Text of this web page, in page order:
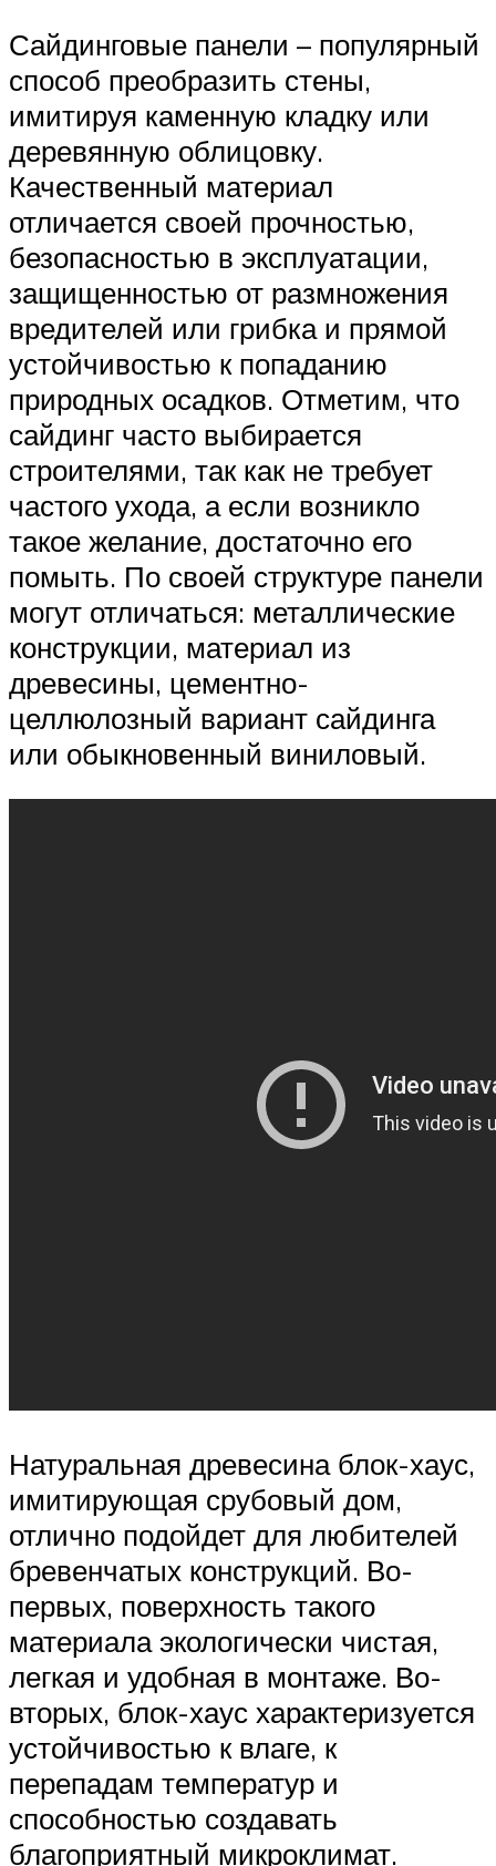
Сайдинговые панели – популярный
способ преобразить стены,
имитируя каменную кладку или
деревянную облицовку.
Качественный материал
отличается своей прочностью,
безопасностью в эксплуатации,
защищенностью от размножения
вредителей или грибка и прямой
устойчивостью к попаданию
природных осадков. Отметим, что
сайдинг часто выбирается
строителями, так как не требует
частого ухода, а если возникло
такое желание, достаточно его
помыть. По своей структуре панели
могут отличаться: металлические
конструкции, материал из
древесины, цементно-
целлюлозный вариант сайдинга
или обыкновенный виниловый.
Натуральная древесина блок-хаус,
имитирующая срубовый дом,
отлично подойдет для любителей
бревенчатых конструкций. Во-
первых, поверхность такого
материала экологически чистая,
легкая и удобная в монтаже. Во-
вторых, блок-хаус характеризуется
устойчивостью к влаге, к
перепадам температур и
способностью создавать
благоприятный микроклимат.